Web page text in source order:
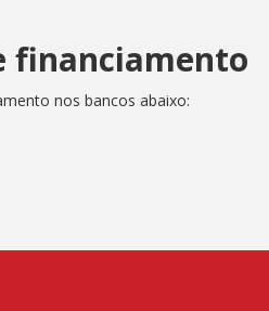
financiamento
nos bancos abaixo: